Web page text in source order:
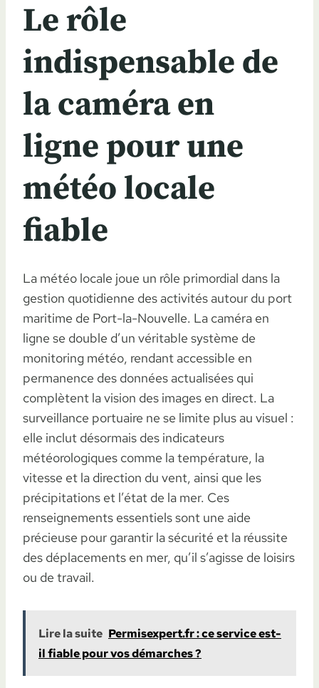
Le rôle
indispensable de
la caméra en
ligne pour une
météo locale
fiable
La météo locale joue un rôle primordial dans la
gestion quotidienne des activités autour du port
maritime de Port-la-Nouvelle. La caméra en
ligne se double d’un véritable système de
monitoring météo, rendant accessible en
permanence des données actualisées qui
complètent la vision des images en direct. La
surveillance portuaire ne se limite plus au visuel :
elle inclut désormais des indicateurs
météorologiques comme la température, la
vitesse et la direction du vent, ainsi que les
précipitations et l’état de la mer. Ces
renseignements essentiels sont une aide
précieuse pour garantir la sécurité et la réussite
des déplacements en mer, qu’il s’agisse de loisirs
ou de travail.
Lire la suite Permisexpert.fr : ce service est-
il fiable pour vos démarches ?